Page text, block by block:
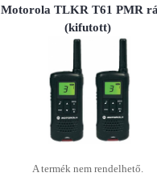
Motorola TLKR T61 PMR
(kifutott)
A termék nem rendelhető.